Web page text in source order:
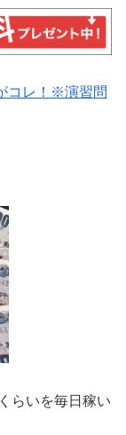
コレ！※演習問
らいを毎日稼い